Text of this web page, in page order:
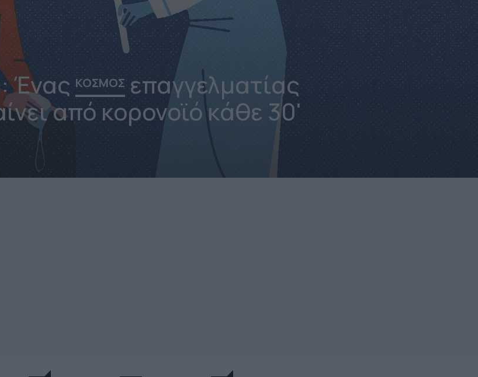
Ένας ΚΟΣΜΟΣ επαγγελματίας
από κορονοϊό κάθε 30'